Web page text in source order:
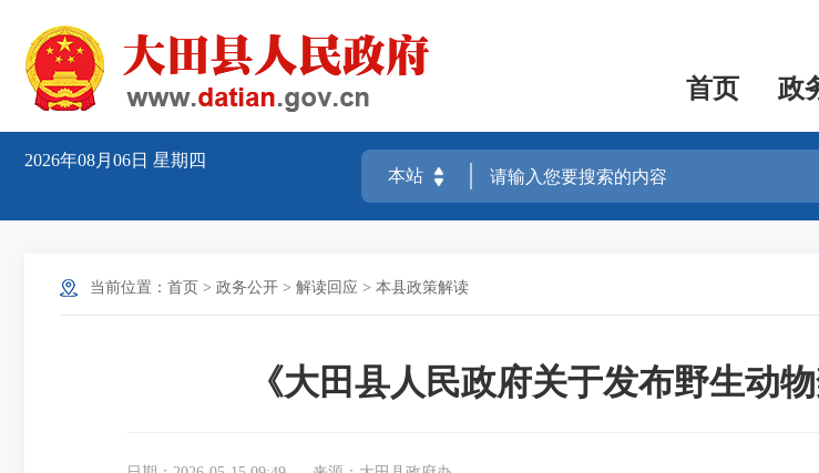
首页 政
2026年08月06日 星期四
当前位置： 首页 > 政务公开 > 解读回应 > 本县政策解读
《大田县人民政府关于发布野生动